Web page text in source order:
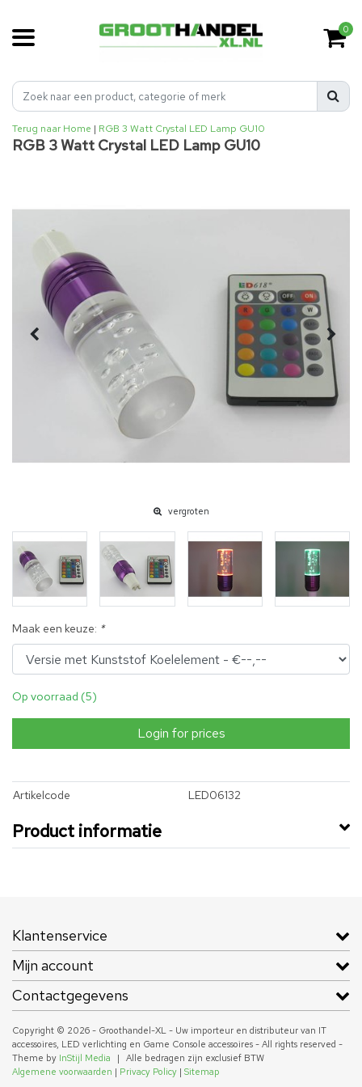
0
Terug naar Home | RGB 3 Watt Crystal LED Lamp GU10
RGB 3 Watt Crystal LED Lamp GU10
vergroten
Maak een keuze: *
Op voorraad (5)
Login for prices
Artikelcode LED06132
Product informatie
Klantenservice
Mijn account
Contactgegevens
Copyright © 2026 - Groothandel-XL - Uw importeur en distributeur van IT
accessoires, LED verlichting en Game Console accessoires - All rights reserved -
Theme by InStijl Media |
Alle bedragen zijn exclusief BTW
Algemene voorwaarden | Privacy Policy | Sitemap